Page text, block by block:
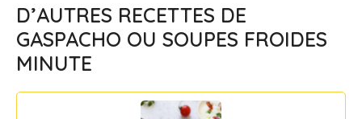
D’AUTRES RECETTES DE
GASPACHO OU SOUPES FROIDES
MINUTE